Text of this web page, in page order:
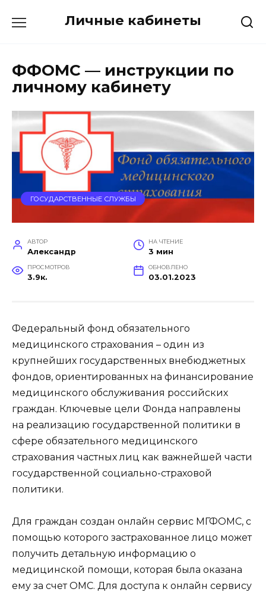
Личные кабинеты
ФФОМС — инструкции по
личному кабинету
ГОСУДАРСТВЕННЫЕ СЛУЖБЫ
АВТОР
Александр
НА ЧТЕНИЕ
3 мин
ПРОСМОТРОВ
3.9к.
ОБНОВЛЕНО
03.01.2023
Федеральный фонд обязательного
медицинского страхования – один из
крупнейших государственных внебюджетных
фондов, ориентированных на финансирование
медицинского обслуживания российских
граждан. Ключевые цели Фонда направлены
на реализацию государственной политики в
сфере обязательного медицинского
страхования частных лиц как важнейшей части
государственной социально-страховой
политики.
Для граждан создан онлайн сервис МГФОМС, с
помощью которого застрахованное лицо может
получить детальную информацию о
медицинской помощи, которая была оказана
ему за счет ОМС. Для доступа к онлайн сервису